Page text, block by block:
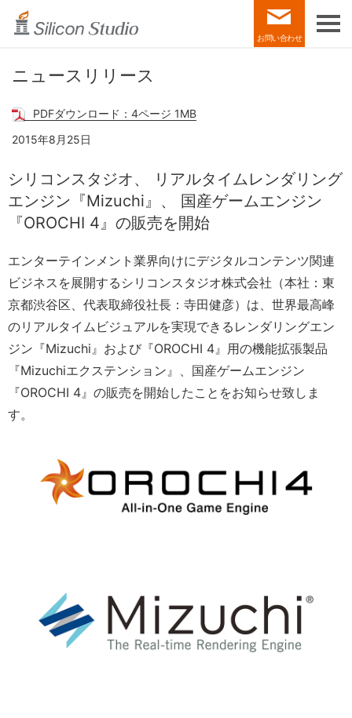
お問い合わせ
ニュースリリース
PDFダウンロード：4ページ 1MB
2015年8月25日
シリコンスタジオ、
リアルタイムレンダリング
エンジン『Mizuchi』、
国産ゲームエンジン
『OROCHI 4』の販売を開始
エンターテインメント業界向けにデジタルコンテンツ関連
ビジネスを展開するシリコンスタジオ株式会社（本社：東
京都渋谷区、代表取締役社長：寺田健彦）は、世界最高峰
のリアルタイムビジュアルを実現できるレンダリングエン
ジン『Mizuchi』および『OROCHI 4』用の機能拡張製品
『Mizuchiエクステンション』、国産ゲームエンジン
『OROCHI 4』の販売を開始したことをお知らせ致しま
す。